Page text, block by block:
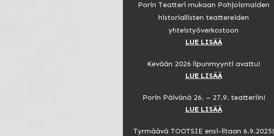
Porin Teatteri mukaan Pohjoismaiden
historiallisten teattereiden
yhteistyöverkostoon
LUE LISÄÄ
Kevään 2026 lipunmyynti avattu!
LUE LISÄÄ
Porin Päivänä 26. – 27.9. teatteriin!
LUE LISÄÄ
Tyrmäävä TOOTSIE ensi-iltaan 6.9.2025!